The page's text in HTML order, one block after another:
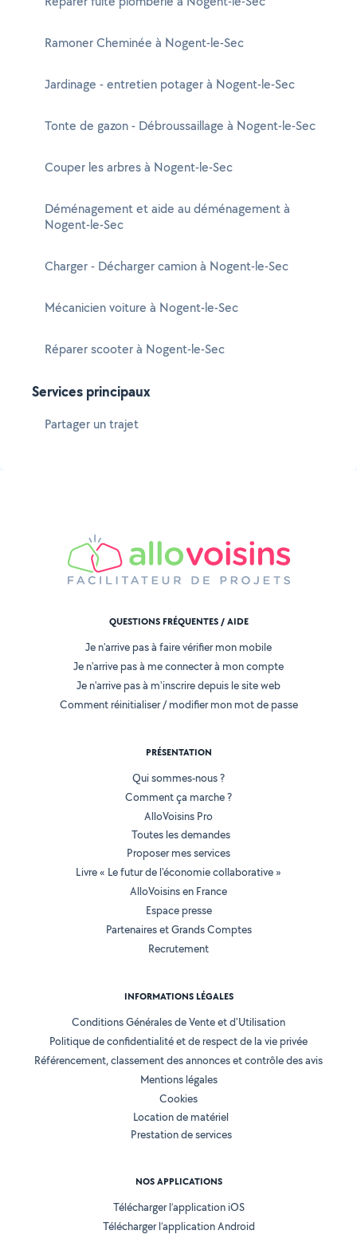
Ramoner Cheminée à Nogent-le-Sec
Jardinage - entretien potager à Nogent-le-Sec
Tonte de gazon - Débroussaillage à Nogent-le-Sec
Couper les arbres à Nogent-le-Sec
Déménagement et aide au déménagement à
Nogent-le-Sec
Charger - Décharger camion à Nogent-le-Sec
Mécanicien voiture à Nogent-le-Sec
Réparer scooter à Nogent-le-Sec
Services principaux
Partager un trajet
QUESTIONS FRÉQUENTES / AIDE
Je n'arrive pas à faire vérifier mon mobile
Je n'arrive pas à me connecter à mon compte
Je n'arrive pas à m'inscrire depuis le site web
Comment réinitialiser / modifier mon mot de passe
PRÉSENTATION
Qui sommes-nous ?
Comment ça marche ?
AlloVoisins Pro
Toutes les demandes
Proposer mes services
Livre « Le futur de l'économie collaborative »
AlloVoisins en France
Espace presse
Partenaires et Grands Comptes
Recrutement
INFORMATIONS LÉGALES
Conditions Générales de Vente et d'Utilisation
Politique de confidentialité et de respect de la vie privée
Référencement, classement des annonces et contrôle des avis
Mentions légales
Cookies
Location de matériel
Prestation de services
NOS APPLICATIONS
Télécharger l’application iOS
Télécharger l’application Android